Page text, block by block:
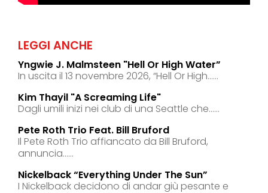
LEGGI ANCHE
Yngwie J. Malmsteen "hell Or High Water”
In uscita il 13 novembre 2026, “Hell Or High......
Kim Thayil "a Screaming Life"
Dagli umili inizi nei club di una Seattle che......
Pete Roth Trio Feat. Bill Bruford
Il Pete Roth Trio affiancato da Bill Bruford,
annuncia......
Nickelback “everything Under The Sun”
I Nickelback decidono di andar giù pesante e